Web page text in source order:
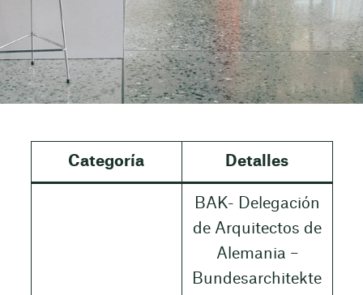
Categoría Detalles
BAK- Delegación
de Arquitectos de
Alemania –
Bundesarchitekte